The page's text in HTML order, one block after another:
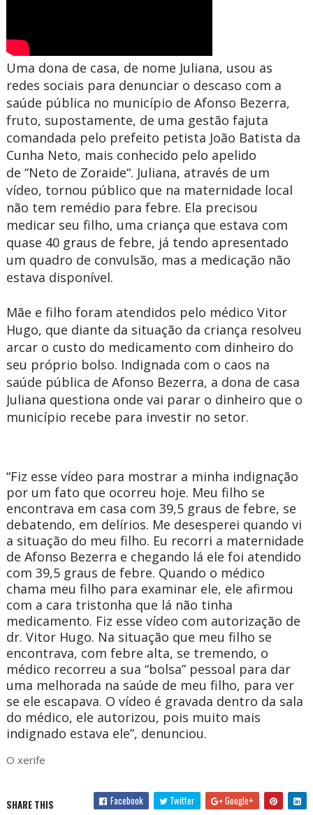
Uma dona de casa, de nome Juliana, usou as
redes sociais para denunciar o descaso com a
saúde pública no município de Afonso Bezerra,
fruto, supostamente, de uma gestão fajuta
comandada pelo prefeito petista João Batista da
Cunha Neto, mais conhecido pelo apelido
de “Neto de Zoraide“. Juliana, através de um
vídeo, tornou público que na maternidade local
não tem remédio para febre. Ela precisou
medicar seu filho, uma criança que estava com
quase 40 graus de febre, já tendo apresentado
um quadro de convulsão, mas a medicação não
estava disponível.
Mãe e filho foram atendidos pelo médico Vitor
Hugo, que diante da situação da criança resolveu
arcar o custo do medicamento com dinheiro do
seu próprio bolso. Indignada com o caos na
saúde pública de Afonso Bezerra, a dona de casa
Juliana questiona onde vai parar o dinheiro que o
município recebe para investir no setor.
“Fiz esse vídeo para mostrar a minha indignação
por um fato que ocorreu hoje. Meu filho se
encontrava em casa com 39,5 graus de febre, se
debatendo, em delírios. Me desesperei quando vi
a situação do meu filho. Eu recorri a maternidade
de Afonso Bezerra e chegando lá ele foi atendido
com 39,5 graus de febre. Quando o médico
chama meu filho para examinar ele, ele afirmou
com a cara tristonha que lá não tinha
medicamento. Fiz esse vídeo com autorização de
dr. Vitor Hugo. Na situação que meu filho se
encontrava, com febre alta, se tremendo, o
médico recorreu a sua “bolsa” pessoal para dar
uma melhorada na saúde de meu filho, para ver
se ele escapava. O vídeo é gravada dentro da sala
do médico, ele autorizou, pois muito mais
indignado estava ele”, denunciou.
O xerife
SHARE THIS Facebook Twitter Google+